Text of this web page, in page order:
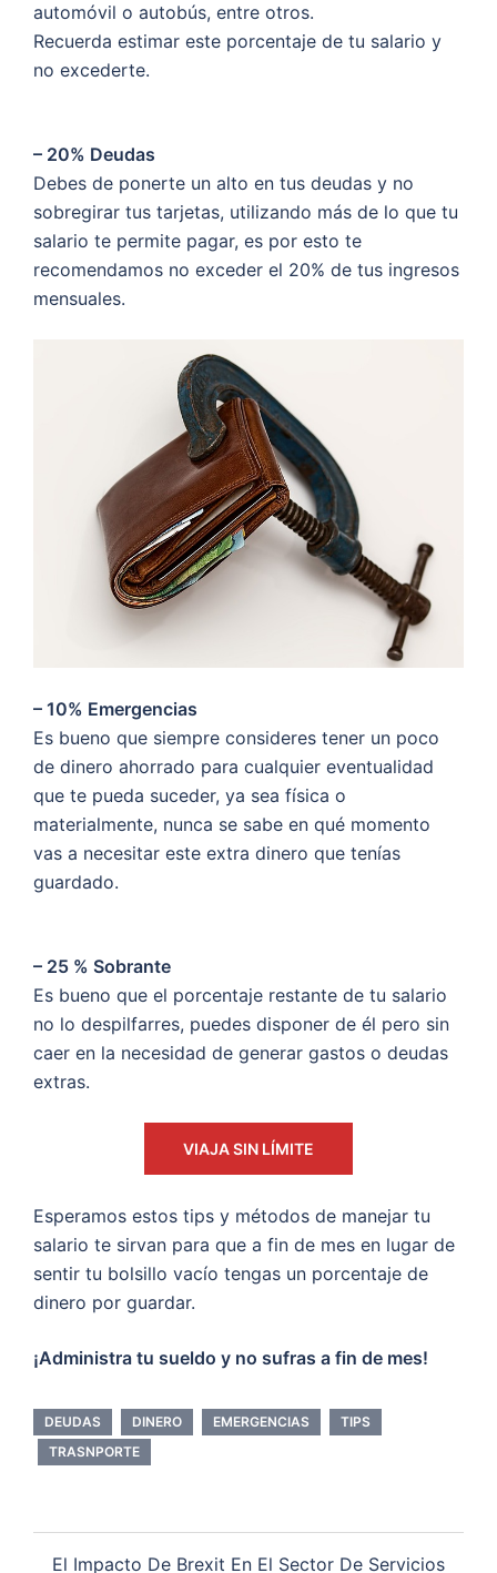
automóvil o autobús, entre otros.
Recuerda estimar este porcentaje de tu salario y
no excederte.
– 20% Deudas
Debes de ponerte un alto en tus deudas y no
sobregirar tus tarjetas, utilizando más de lo que tu
salario te permite pagar, es por esto te
recomendamos no exceder el 20% de tus ingresos
mensuales.
– 10% Emergencias
Es bueno que siempre consideres tener un poco
de dinero ahorrado para cualquier eventualidad
que te pueda suceder, ya sea física o
materialmente, nunca se sabe en qué momento
vas a necesitar este extra dinero que tenías
guardado.
– 25 % Sobrante
Es bueno que el porcentaje restante de tu salario
no lo despilfarres, puedes disponer de él pero sin
caer en la necesidad de generar gastos o deudas
extras.
VIAJA SIN LÍMITE
Esperamos estos tips y métodos de manejar tu
salario te sirvan para que a fin de mes en lugar de
sentir tu bolsillo vacío tengas un porcentaje de
dinero por guardar.
¡Administra tu sueldo y no sufras a fin de mes!
DEUDAS DINERO EMERGENCIAS
TIPS
TRASNPORTE
El Impacto De Brexit En El Sector De Servicios